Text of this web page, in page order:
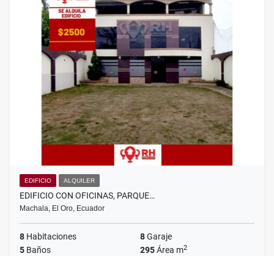
EDIFICIO ALQUILER
EDIFICIO CON OFICINAS, PARQUE…
Machala, El Oro, Ecuador
8 Habitaciones 8Garaje
5 Baños 295Área m2